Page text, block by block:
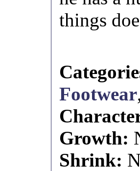
things
Footwear
Growth:
Shrink: